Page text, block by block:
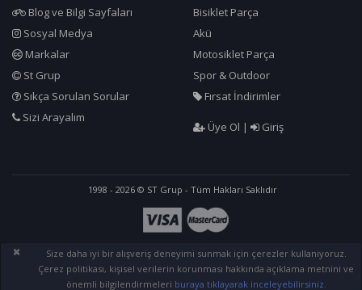
Blog ve Bilgi Sayfaları
Sosyal Medya
Markalar
St Grup
Sıkça Sorulan Sorular
Sizi Arayalım
Bisiklet Parça
Akü
Motosiklet Parça
Spor & Outdoor
Fırsat İndirimler
Üye Ol | Giriş
1998 - 2026 © ST Grup - Tüm Hakları Saklıdır
Size daha iyi bir alışveriş deneyimi sunmak için çerezler kullanıyoruz.
Çerez politikası, kişisel verilerin korunması hakkında açıklama metnini ve
önemli bilgilendirmeleri buraya tıklayarak inceleyebilirsiniz.
×